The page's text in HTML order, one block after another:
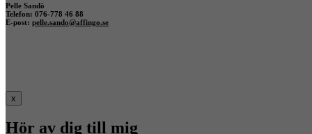
Pelle Sandö
Telefon: 076-778 46 88
E-post: pelle.sando@affingo.se
x
Hör av dig till mig